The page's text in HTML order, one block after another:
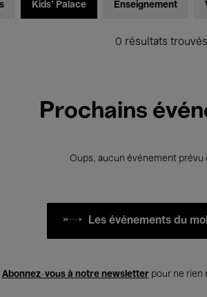
Kids’ Palace Enseignement
0 résultats trouvés
Prochains
Oups, aucun événement prévu
Les événements du
Abonnez-vous à notre newsletterpour ne rien